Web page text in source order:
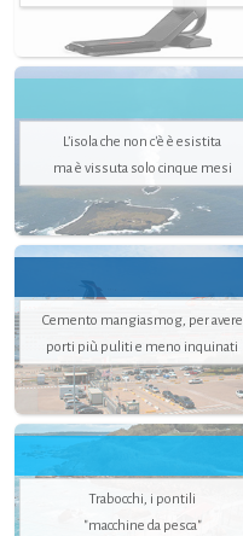
L’isola che non c'è è esistita
ma è vissuta solo cinque mesi
Cemento mangiasmog, per avere
porti più puliti e meno inquinati
Trabocchi, i pontili
"macchine da pesca"